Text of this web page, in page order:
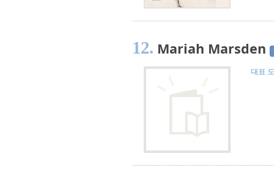
12. Mariah Marsden
대표